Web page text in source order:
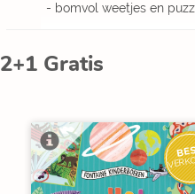
- bomvol weetjes en
2+1 Gratis